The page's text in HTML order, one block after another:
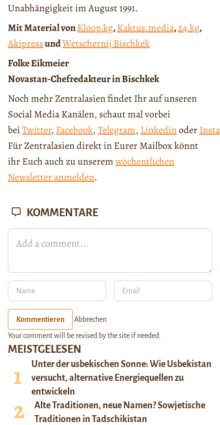
Unabhängigkeit im August 1991.
Mit Material vonKloop.kg,Kaktus.media,24.kg,
AkipressundWetschernij Bischkek
Folke Eikmeier
Novastan-Chefredakteur in Bischkek
Noch mehr Zentralasien findet Ihr auf unseren
Social Media Kanälen, schaut mal vorbei
beiTwitter, Facebook,Telegram, Linkedinoder
Für Zentralasien direkt in Eurer Mailbox könnt
ihr Euch auch zu unseremwöchentlichen
Newsletter anmelden.
MEISTGELESEN
Unter der usbekischen Sonne: Wie Usbekistan
versucht, alternative Energiequellen zu
entwickeln
Alte Traditionen, neue Namen? Sowjetische
Traditionen in Tadschikistan
KOMMENTARE
Kommentieren Abbrechen
Your comment will be revised by the site if needed.